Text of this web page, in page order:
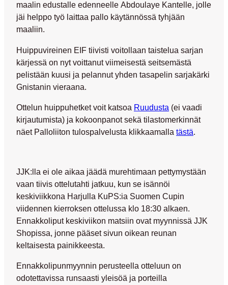
maalin edustalle edenneelle Abdoulaye Kantelle, jolle
jäi helppo työ laittaa pallo käytännössä tyhjään
maaliin.
Huippuvireinen EIF tiivisti voitollaan taistelua sarjan
kärjessä on nyt voittanut viimeisestä seitsemästä
pelistään kuusi ja pelannut yhden tasapelin sarjakärki
Gnistanin vieraana.
Ottelun huippuhetket voit katsoa Ruudusta (ei vaadi
kirjautumista) ja kokoonpanot sekä tilastomerkinnät
näet Palloliiton tulospalvelusta klikkaamalla tästä.
JJK:lla ei ole aikaa jäädä murehtimaan pettymystään
vaan tiivis ottelutahti jatkuu, kun se isännöi
keskiviikkona Harjulla KuPS:ia Suomen Cupin
viidennen kierroksen ottelussa klo 18:30 alkaen.
Ennakkoliput keskiviikon matsiin ovat myynnissä JJK
Shopissa, jonne pääset sivun oikean reunan
keltaisesta painikkeesta.
Ennakkolipunmyynnin perusteella otteluun on
odotettavissa runsaasti yleisöä ja porteilla